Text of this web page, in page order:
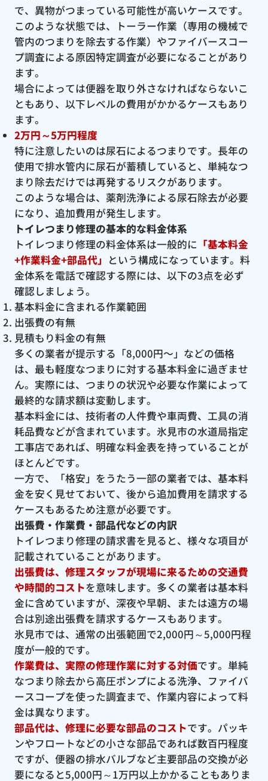
で、異物がつまっている可能性が高いケースです。
このような状態では、トーラー作業（専用の機械で
管内のつまりを除去する作業）やファイバースコー
プ調査による原因特定調査が必要になることがあり
ます。
場合によっては便器を取り外さなければならないこ
ともあり、以下レベルの費用がかかるケースもあり
ます。
2万円～5万円程度
特に注意したいのは尿石によるつまりです。長年の
使用で排水管内に尿石が蓄積していると、単純なつ
まり除去だけでは再発するリスクがあります。
このような場合は、薬剤洗浄による尿石除去が必要
になり、追加費用が発生します。
トイレつまり修理の基本的な料金体系
トイレつまり修理の料金体系は一般的に 「基本料金
+作業料金+部品代」 という構成になっています。料
金体系を電話で確認する際には、以下の3点を必ず
確認しましょう。
基本料金に含まれる作業範囲
出張費の有無
見積もり料金の有無
多くの業者が提示する「8,000円〜」などの価格
は、最も軽度なつまりに対する基本料金に過ぎませ
ん。実際には、つまりの状況や必要な作業によって
最終的な請求額は変動します。
基本料金には、技術者の人件費や車両費、工具の消
耗品費などが含まれています。氷見市の水道局指定
工事店であれば、明確な料金表を持っていることが
ほとんどです。
一方で、「格安」をうたう一部の業者では、基本料
金を安く見せておいて、後から追加費用を請求する
ケースもあるため注意が必要です。
出張費・作業費・部品代などの内訳
トイレつまり修理の請求書を見ると、様々な項目が
記載されていることがあります。
出張費は、修理スタッフが現場に来るための交通費
や時間的コストを意味します。多くの業者は基本料
金に含めていますが、深夜や早朝、または遠方の場
合は別途出張費を請求するケースもあります。
氷見市では、通常の出張範囲で2,000円～5,000円程
度が一般的です。
作業費は、実際の修理作業に対する対価です。単純
なつまり除去から高圧ポンプによる洗浄、ファイバ
ースコープを使った調査まで、作業内容によって料
金は異なります。
部品代は、修理に必要な部品のコストです。パッキ
ンやフロートなどの小さな部品であれば数百円程度
ですが、便器の排水バルブなど主要部品の交換が必
要になると5,000円～1万円以上かかることもありま